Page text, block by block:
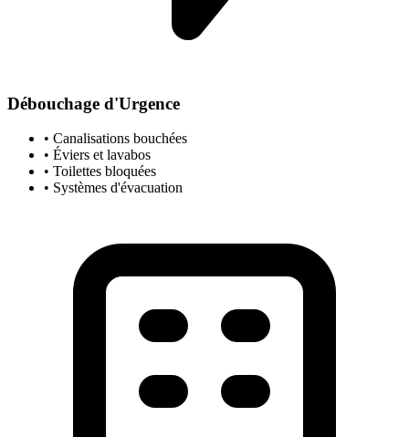
Débouchage d'Urgence
• Canalisations bouchées
• Éviers et lavabos
• Toilettes bloquées
• Systèmes d'évacuation